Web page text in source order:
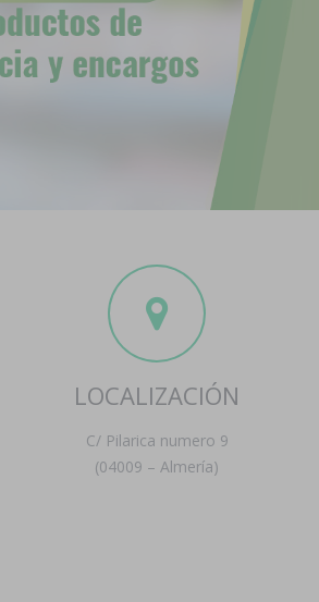
LOCALIZACIÓN
C/ Pilarica numero 9
(04009 – Almería)